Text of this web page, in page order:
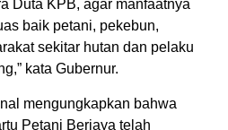
Duta KPB, agar manfaatnya
baik petani, pekebun,
sekitar hutan dan pelaku
kata Gubernur.
mengungkapkan bahwa
Petani Berjaya telah